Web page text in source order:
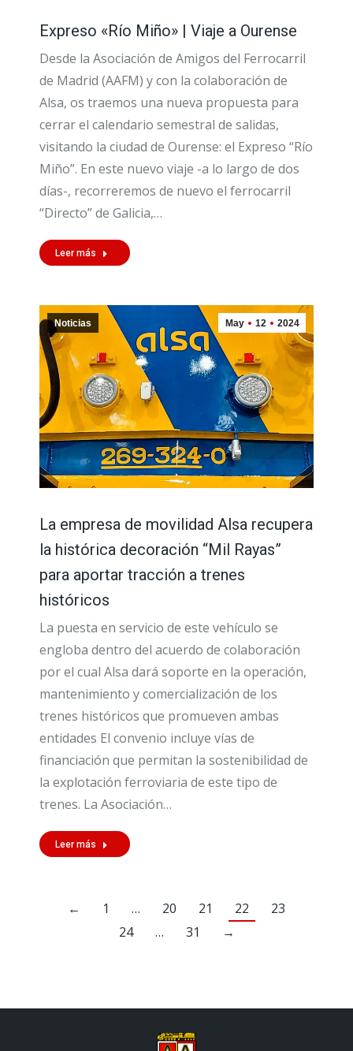
Expreso «Río Miño» | Viaje a Ourense
Desde la Asociación de Amigos del Ferrocarril
de Madrid (AAFM) y con la colaboración de
Alsa, os traemos una nueva propuesta para
cerrar el calendario semestral de salidas,
visitando la ciudad de Ourense: el Expreso “Río
Miño”. En este nuevo viaje -a lo largo de dos
días-, recorreremos de nuevo el ferrocarril
“Directo” de Galicia,…
Leer más
May 12 2024
Noticias
La empresa de movilidad Alsa recupera
la histórica decoración “Mil Rayas”
para aportar tracción a trenes
históricos
La puesta en servicio de este vehículo se
engloba dentro del acuerdo de colaboración
por el cual Alsa dará soporte en la operación,
mantenimiento y comercialización de los
trenes históricos que promueven ambas
entidades El convenio incluye vías de
financiación que permitan la sostenibilidad de
la explotación ferroviaria de este tipo de
trenes. La Asociación…
Leer más
← 1 … 20 21 22
23
24
… 31 →